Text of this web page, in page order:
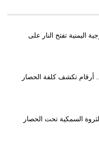
اليمنية تفتح النار على
أرقام تكشف كلفة الحصار
الثروة السمكية تحت الحصار